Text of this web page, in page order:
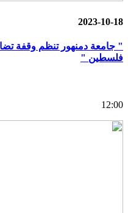
2023-10-18
" جامعة دمنهور تنظم وقفة
فلسطين "
12:00